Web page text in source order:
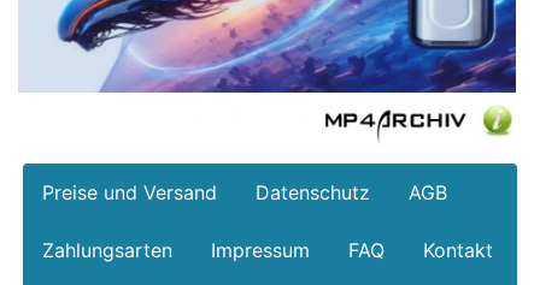
Preise und Versand Datenschutz AGB
Zahlungsarten Impressum FAQ Kontakt